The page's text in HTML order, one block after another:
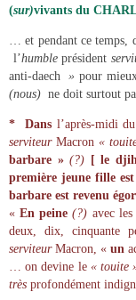
(sur)vivants du
… et pendant ce temps,
l’humbleprésident
anti-daech
» pour
(nous) ne doit surtout
* Dans l’après-midi
serviteurMacron «
barbare » (?) [ le
première jeune fille
barbare est revenu
«En peine(?) avec
deux, dix, cinquante
serviteurMacron, « un
… on devine le« touite
très profondément